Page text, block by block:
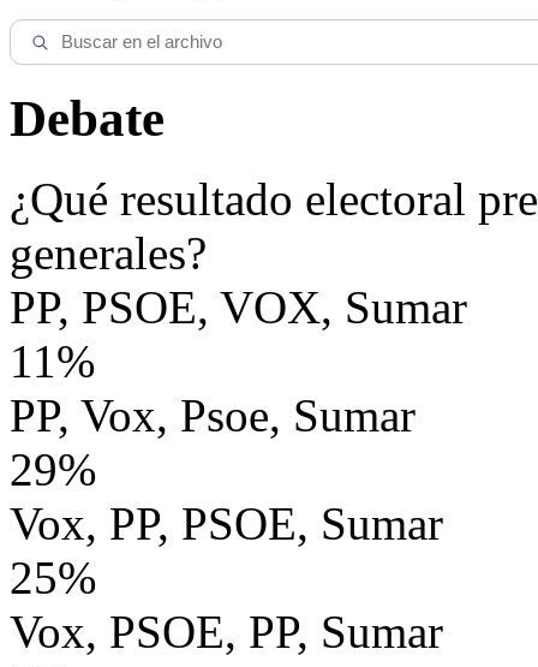
Debate
¿Qué resultado electoral
generales?
PP, PSOE, VOX, Sumar
11%
PP, Vox, Psoe, Sumar
29%
Vox, PP, PSOE, Sumar
25%
Vox, PSOE, PP, Sumar